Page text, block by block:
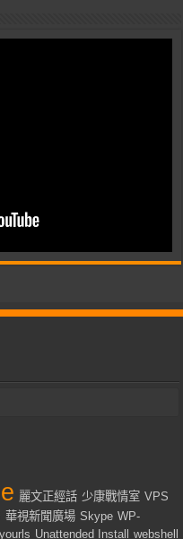
麗文正經話 少康戰情室 VPS
華視新聞廣場 Skype WP-
yourls Unattended Install webshell